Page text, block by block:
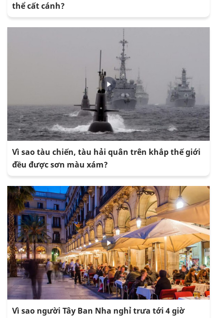
thể cất cánh?
Vì sao tàu chiến, tàu hải quân trên khắp thế giới
đều được sơn màu xám?
Vì sao người Tây Ban Nha nghỉ trưa tới 4 giờ